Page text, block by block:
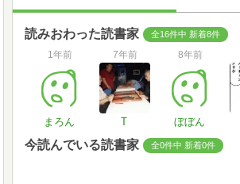
読みおわった読書家 全16件中 新着8件
1年前
まろん
7年前
T
8年前
ぼぼん
今読んでいる読書家 全0件中 新着0件